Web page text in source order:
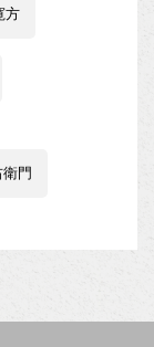
方
門